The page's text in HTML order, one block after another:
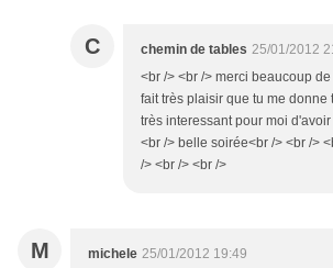
C chemin de tables 25/01/2012
<br /> <br /> merci beaucoup
fait très plaisir que tu me donne
très interessant pour moi
<br /> belle soirée<br /> <br />
/> <br /> <br />
M michele 25/01/2012 19:49